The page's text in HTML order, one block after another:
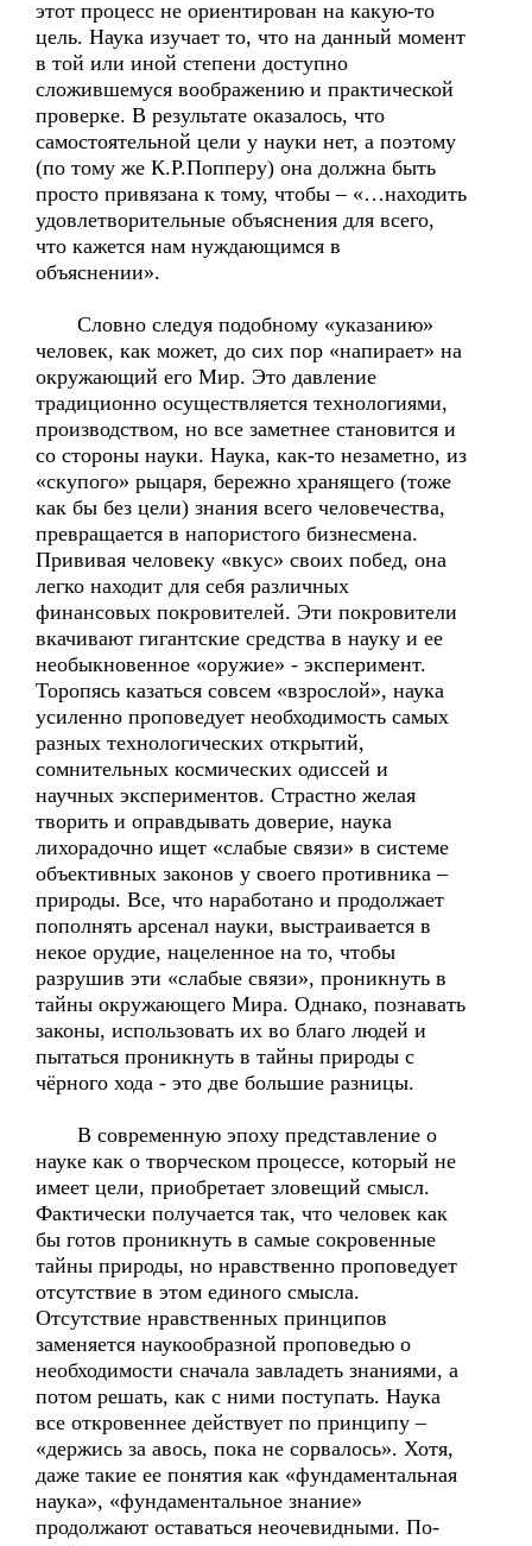
этот процесс не ориентирован на какую-то
цель. Наука изучает то, что на данный момент
в той или иной степени доступно
сложившемуся воображению и практической
проверке. В результате оказалось, что
самостоятельной цели у науки нет, а поэтому
(по тому же К.Р.Попперу) она должна быть
просто привязана к тому, чтобы – «…находить
удовлетворительные объяснения для всего,
что кажется нам нуждающимся в
объяснении».
Словно следуя подобному «указанию»
человек, как может, до сих пор «напирает» на
окружающий его Мир. Это давление
традиционно осуществляется технологиями,
производством, но все заметнее становится и
со стороны науки. Наука, как-то незаметно, из
«скупого» рыцаря, бережно хранящего (тоже
как бы без цели) знания всего человечества,
превращается в напористого бизнесмена.
Прививая человеку «вкус» своих побед, она
легко находит для себя различных
финансовых покровителей. Эти покровители
вкачивают гигантские средства в науку и ее
необыкновенное «оружие» - эксперимент.
Торопясь казаться совсем «взрослой», наука
усиленно проповедует необходимость самых
разных технологических открытий,
сомнительных космических одиссей и
научных экспериментов. Страстно желая
творить и оправдывать доверие, наука
лихорадочно ищет «слабые связи» в системе
объективных законов у своего противника –
природы. Все, что наработано и продолжает
пополнять арсенал науки, выстраивается в
некое орудие, нацеленное на то, чтобы
разрушив эти «слабые связи», проникнуть в
тайны окружающего Мира. Однако, познавать
законы, использовать их во благо людей и
пытаться проникнуть в тайны природы с
чёрного хода - это две большие разницы.
В современную эпоху представление о
науке как о творческом процессе, который не
имеет цели, приобретает зловещий смысл.
Фактически получается так, что человек как
бы готов проникнуть в самые сокровенные
тайны природы, но нравственно проповедует
отсутствие в этом единого смысла.
Отсутствие нравственных принципов
заменяется наукообразной проповедью о
необходимости сначала завладеть знаниями, а
потом решать, как с ними поступать. Наука
все откровеннее действует по принципу –
«держись за авось, пока не сорвалось». Хотя,
даже такие ее понятия как «фундаментальная
наука», «фундаментальное знание»
продолжают оставаться неочевидными. По-